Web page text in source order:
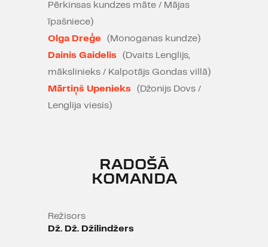
Pērkinsas kundzes māte / Mājas
īpašniece)
Olga Dreģe
(Monoganas kundze)
Dainis Gaidelis
(Dvaits Lenglijs,
mākslinieks / Kalpotājs Gondas villā)
Mārtiņš Upenieks
(Džonijs Dovs /
Lenglija viesis)
RADOŠĀ
KOMANDA
Režisors
Dž. Dž. Džilindžers